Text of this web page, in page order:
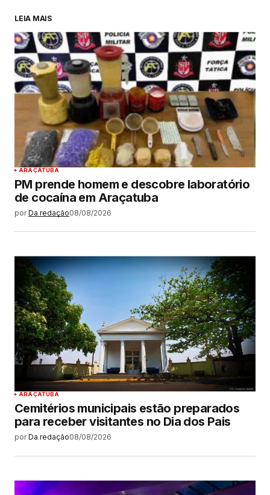
LEIA MAIS
ARAÇATUBA
PM prende homem e descobre laboratório
de cocaína em Araçatuba
por Da redação08/08/2026
ARAÇATUBA
Cemitérios municipais estão preparados
para receber visitantes no Dia dos Pais
por Da redação08/08/2026